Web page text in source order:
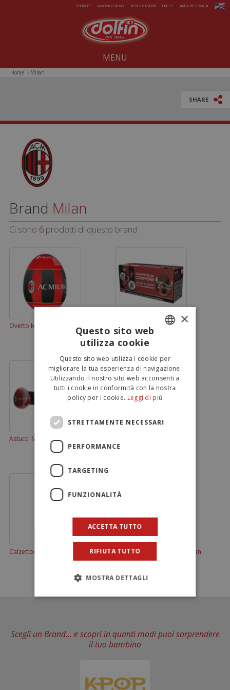
Salta al contenuto principaleCONTATTI LAVORA CON NOI NEWS E EVENTI PRESS AREA RISERVATA
MENU
Home › Milan
SHARE
Brand Milan
Ci sono 6 prodotti di questo brand
Ovetto Milan 20 g Tripack ovetti Milan
Astucci Milan ovetti 3x20g
Calzettone antiscivolo Milan Calendario dell'avvento Milan
Scegli un Brand... e scopri in quanti modi puoi sorprendere
il tuo bambino
ENGLISH
×
Questo sito web
utilizza cookie
Questo sito web utilizza i cookie per
migliorare la tua esperienza di navigazione.
Utilizzando il nostro sito web acconsenti a
tutti i cookie in conformità con la nostra
policy per i cookie. Leggi di più
STRETTAMENTE NECESSARI
PERFORMANCE
TARGETING
FUNZIONALITÀ
ACCETTA TUTTO
RIFIUTA TUTTO
MOSTRA DETTAGLI